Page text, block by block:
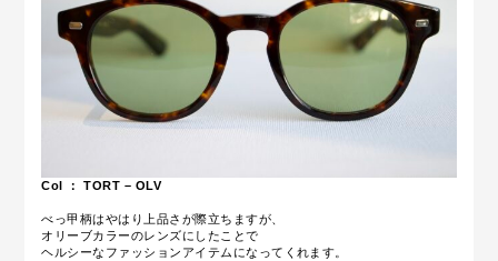
Col ： TORT – OLV
べっ甲柄はやはり上品さが際立ちますが、
オリーブカラーのレンズにしたことで
ヘルシーなファッションアイテムになってくれます。